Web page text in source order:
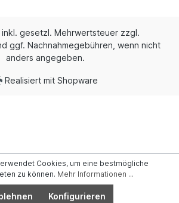
inkl. gesetzl. Mehrwertsteuer zzgl.
ggf. Nachnahmegebühren, wenn nicht
anders angegeben.
Realisiert mit Shopware
Cookies, um eine bestmögliche
zu können. Mehr Informationen ...
Konfigurieren